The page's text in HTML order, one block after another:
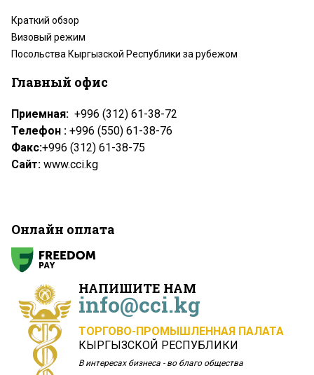
НАПИШИТЕ НАМ
info@cci.kg
ТОРГОВО-ПРОМЫШЛЕННАЯ ПАЛАТА
КЫРГЫЗСКОЙ РЕСПУБЛИКИ
В интересах бизнеса - во благо общества
Краткий обзор
Визовый режим
Посольства Кыргызской Республики за рубежом
Главный офис
Приемная: +996 (312) 61-38-72
Телефон : +996 (550) 61-38-76
Факс:+996 (312) 61-38-75
Сайт: www.cci.kg
Онлайн оплата